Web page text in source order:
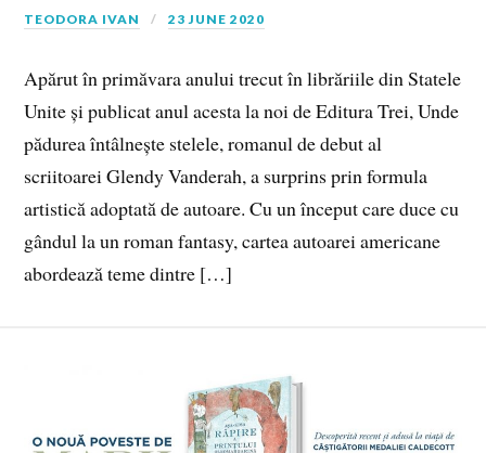
TEODORA IVAN 23 JUNE 2020
Apărut în primăvara anului trecut în librăriile din Statele
Unite și publicat anul acesta la noi de Editura Trei, Unde
pădurea întâlnește stelele, romanul de debut al
scriitoarei Glendy Vanderah, a surprins prin formula
artistică adoptată de autoare. Cu un început care duce cu
gândul la un roman fantasy, cartea autoarei americane
abordează teme dintre […]